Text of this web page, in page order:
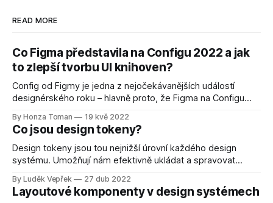
READ MORE
Co Figma představila na Configu 2022 a jak
to zlepší tvorbu UI knihoven?
Config od Figmy je jedna z nejočekávanějších událostí
designérského roku – hlavně proto, že Figma na Configu
designového nástroje na trhu.
By Honza Toman 19 kvě 2022
Co jsou design tokeny?
Design tokeny jsou tou nejnižší úrovní každého design
systému. Umožňují nám efektivně ukládat a spravovat
různými platformami, včetně třeba implementace barevných
schémat do celého projektu
By Luděk Vepřek 27 dub 2022
Layoutové komponenty v design systémech